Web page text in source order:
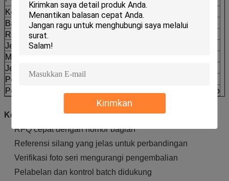
Kirimkan
Kode KompatibilitasCCAT
Bagian No.
495-7571
Ref silang
Jenis mesin
Model pemasangan
Jenis Pasokan
Pengemasan
Pelabelan kemasan ekspor tersedia
Periksa kecocokan
Bagian tidak ada model serial atau foto
Keuntungan
RFQ cepat dengan nomor bagian
Referensi silang yang jelas untuk perbandingan
Verifikasi foto seri mengurangi pengembalian
Pelabelan dan kontrol batch didukung